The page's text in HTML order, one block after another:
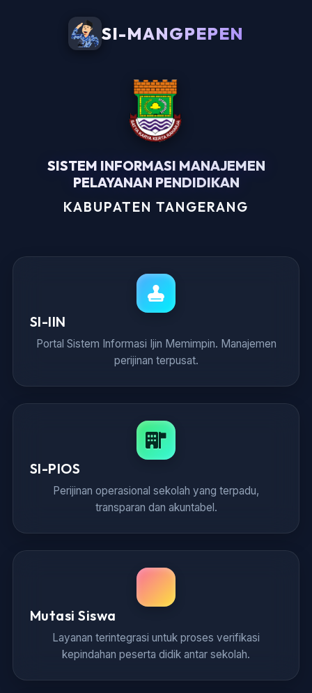
SI-MANGPEPEN
SISTEM INFORMASI MANAJEMEN
PELAYANAN PENDIDIKAN
KABUPATEN TANGERANG
SI-IIN
Portal Sistem Informasi Ijin Memimpin. Manajemen
perijinan terpusat.
SI-PIOS
Perijinan operasional sekolah yang terpadu,
transparan dan akuntabel.
Mutasi Siswa
Layanan terintegrasi untuk proses verifikasi
kepindahan peserta didik antar sekolah.